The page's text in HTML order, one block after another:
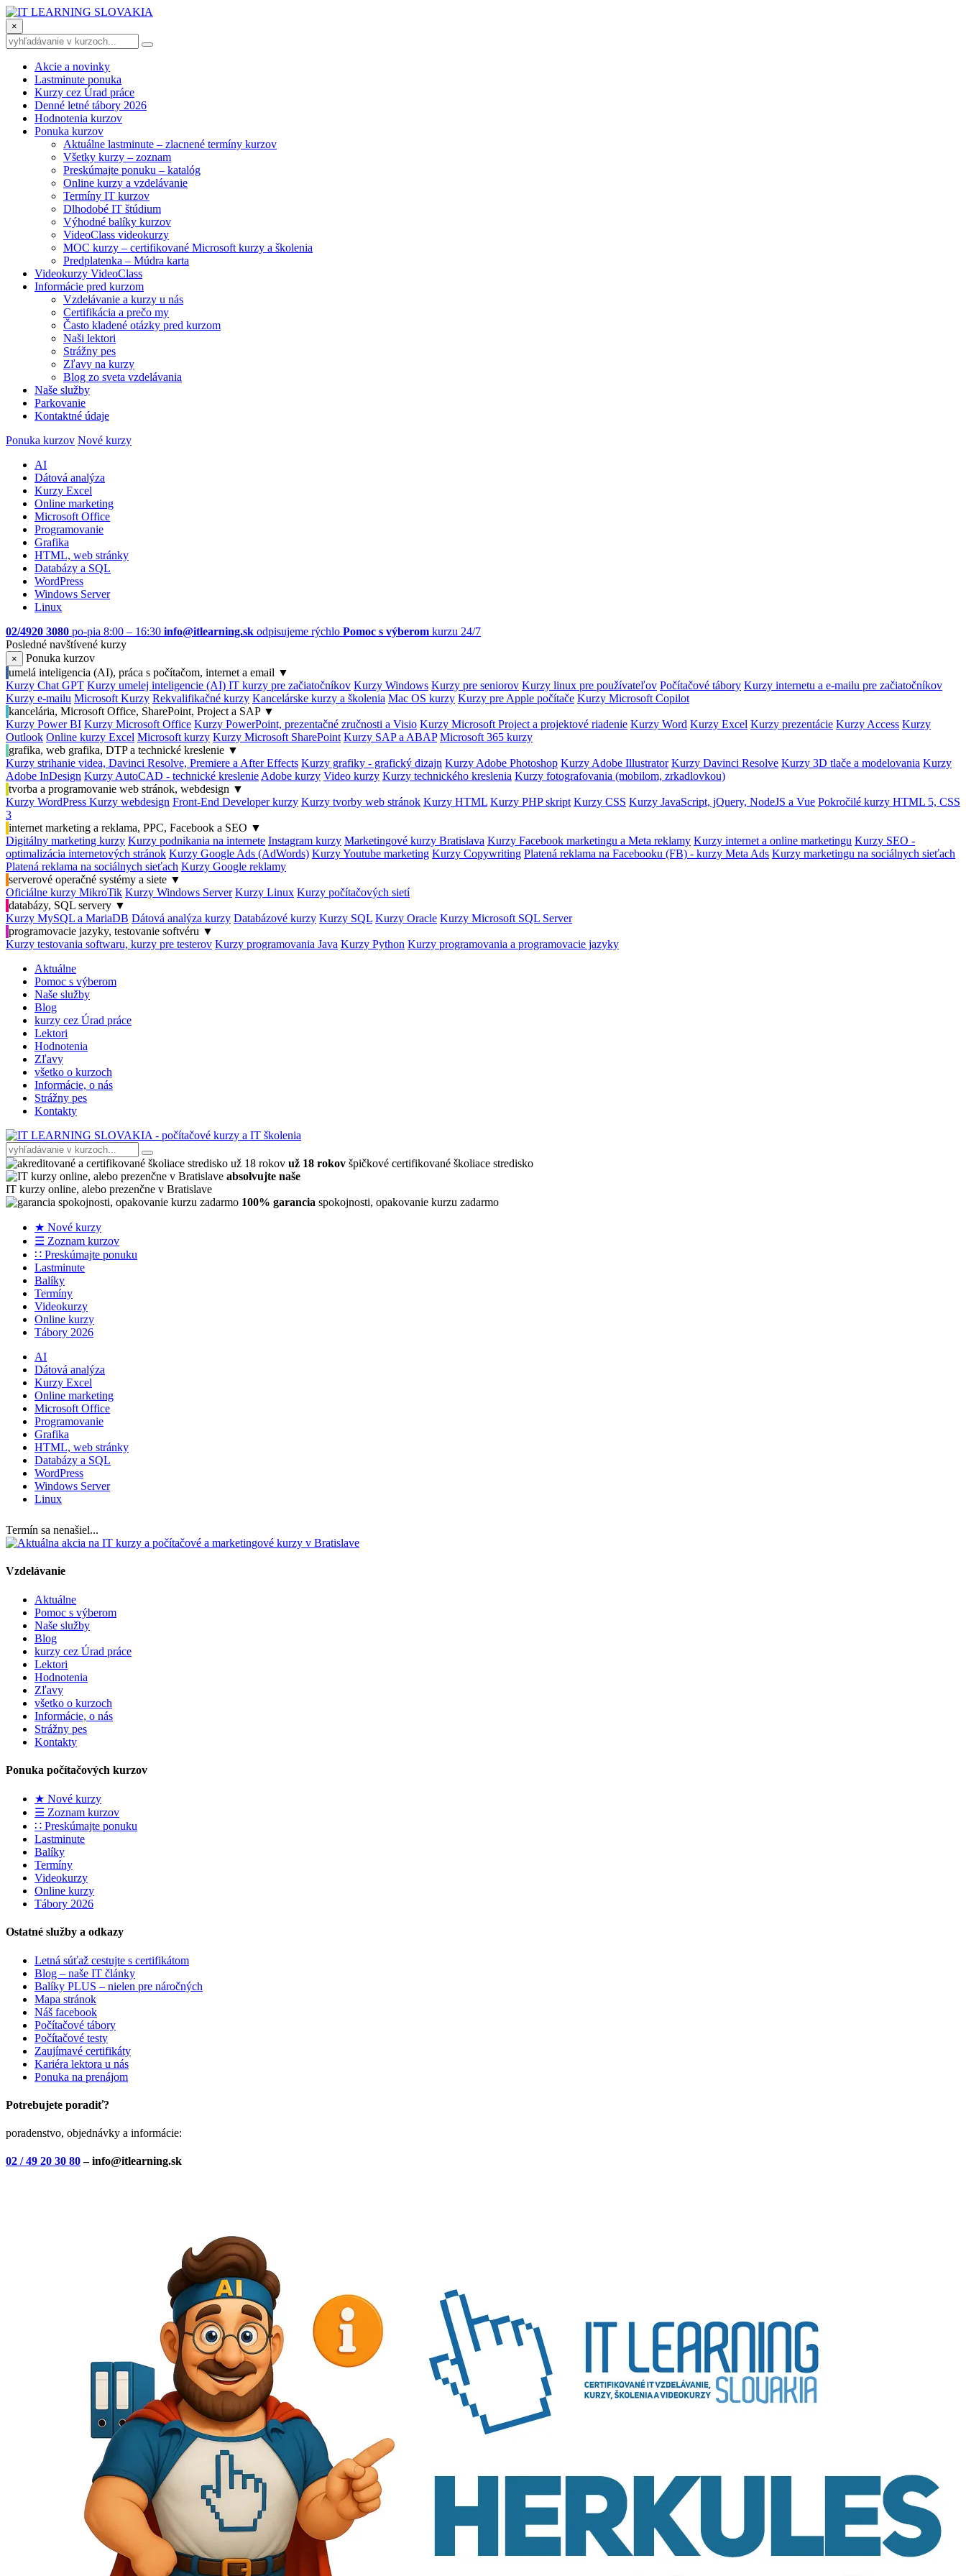
×
Akcie a novinky
Lastminute ponuka
Kurzy cez Úrad práce
Denné letné tábory 2026
Hodnotenia kurzov
Ponuka kurzov
Aktuálne lastminute – zlacnené termíny kurzov
Všetky kurzy – zoznam
Preskúmajte ponuku – katalóg
Online kurzy a vzdelávanie
Termíny IT kurzov
Dlhodobé IT štúdium
Výhodné balíky kurzov
VideoClass videokurzy
MOC kurzy – certifikované Microsoft kurzy a školenia
Predplatenka – Múdra karta
Videokurzy VideoClass
Informácie pred kurzom
Vzdelávanie a kurzy u nás
Certifikácia a prečo my
Často kladené otázky pred kurzom
Naši lektori
Strážny pes
Zľavy na kurzy
Blog zo sveta vzdelávania
Naše služby
Parkovanie
Kontaktné údaje
Ponuka kurzov Nové kurzy
AI
Dátová analýza
Kurzy Excel
Online marketing
Microsoft Office
Programovanie
Grafika
HTML, web stránky
Databázy a SQL
WordPress
Windows Server
Linux
02/4920 3080 po-pia 8:00 – 16:30 info@itlearning.sk odpisujeme rýchlo Pomoc s výberom kurzu 24/7
Posledné navštívené kurzy
×
Ponuka kurzov
umelá inteligencia (AI), práca s počítačom, internet a email ▼
Kurzy Chat GPT Kurzy umelej inteligencie (AI) IT kurzy pre začiatočníkov Kurzy Windows Kurzy pre seniorov Kurzy linux pre používateľov Počítačové tábory Kurzy internetu a e-mailu pre začiatočníkov
Kurzy e-mailu Microsoft Kurzy Rekvalifikačné kurzy Kancelárske kurzy a školenia Mac OS kurzy Kurzy pre Apple počítače Kurzy Microsoft Copilot
kancelária, Microsoft Office, SharePoint, Project a SAP ▼
Kurzy Power BI Kurzy Microsoft Office Kurzy PowerPoint, prezentačné zručnosti a Visio Kurzy Microsoft Project a projektové riadenie Kurzy Word Kurzy Excel Kurzy prezentácie Kurzy Access Kurzy
Outlook Online kurzy Excel Microsoft kurzy Kurzy Microsoft SharePoint Kurzy SAP a ABAP Microsoft 365 kurzy
grafika, web grafika, DTP a technické kreslenie ▼
Kurzy strihanie videa, Davinci Resolve, Premiere a After Effects Kurzy grafiky - grafický dizajn Kurzy Adobe Photoshop Kurzy Adobe Illustrator Kurzy Davinci Resolve Kurzy 3D tlače a modelovania Kurzy
Adobe InDesign Kurzy AutoCAD - technické kreslenie Adobe kurzy Video kurzy Kurzy technického kreslenia Kurzy fotografovania (mobilom, zrkadlovkou)
tvorba a programovanie web stránok, webdesign ▼
Kurzy WordPress Kurzy webdesign Front-End Developer kurzy Kurzy tvorby web stránok Kurzy HTML Kurzy PHP skript Kurzy CSS Kurzy JavaScript, jQuery, NodeJS a Vue Pokročilé kurzy HTML 5, CSS
3
internet marketing a reklama, PPC, Facebook a SEO ▼
Digitálny marketing kurzy Kurzy podnikania na internete Instagram kurzy Marketingové kurzy Bratislava Kurzy Facebook marketingu a Meta reklamy Kurzy internet a online marketingu Kurzy SEO -
optimalizácia internetových stránok Kurzy Google Ads (AdWords) Kurzy Youtube marketing Kurzy Copywriting Platená reklama na Facebooku (FB) - kurzy Meta Ads Kurzy marketingu na sociálnych sieťach
Platená reklama na sociálnych sieťach Kurzy Google reklamy
serverové operačné systémy a siete ▼
Oficiálne kurzy MikroTik Kurzy Windows Server Kurzy Linux Kurzy počítačových sietí
databázy, SQL servery ▼
Kurzy MySQL a MariaDB Dátová analýza kurzy Databázové kurzy Kurzy SQL Kurzy Oracle Kurzy Microsoft SQL Server
programovacie jazyky, testovanie softvéru ▼
Kurzy testovania softwaru, kurzy pre testerov Kurzy programovania Java Kurzy Python Kurzy programovania a programovacie jazyky
Aktuálne
Pomoc s výberom
Naše služby
Blog
kurzy cez Úrad práce
Lektori
Hodnotenia
Zľavy
všetko o kurzoch
Informácie, o nás
Strážny pes
Kontakty
už 18 rokov špičkové certifikované školiace stredisko
absolvujte naše
IT kurzy online, alebo prezenčne v Bratislave
100% garancia spokojnosti, opakovanie kurzu zadarmo
★ Nové kurzy
☰ Zoznam kurzov
∷ Preskúmajte ponuku
Lastminute
Balíky
Termíny
Videokurzy
Online kurzy
Tábory 2026
AI
Dátová analýza
Kurzy Excel
Online marketing
Microsoft Office
Programovanie
Grafika
HTML, web stránky
Databázy a SQL
WordPress
Windows Server
Linux
Termín sa nenašiel...
Vzdelávanie
Aktuálne
Pomoc s výberom
Naše služby
Blog
kurzy cez Úrad práce
Lektori
Hodnotenia
Zľavy
všetko o kurzoch
Informácie, o nás
Strážny pes
Kontakty
Ponuka počítačových kurzov
★ Nové kurzy
☰ Zoznam kurzov
∷ Preskúmajte ponuku
Lastminute
Balíky
Termíny
Videokurzy
Online kurzy
Tábory 2026
Ostatné služby a odkazy
Letná súťaž cestujte s certifikátom
Blog – naše IT články
Balíky PLUS – nielen pre náročných
Mapa stránok
Náš facebook
Počítačové tábory
Počítačové testy
Zaujímavé certifikáty
Kariéra lektora u nás
Ponuka na prenájom
Potrebujete poradiť?
poradenstvo, objednávky a informácie:
02 / 49 20 30 80– info@itlearning.sk